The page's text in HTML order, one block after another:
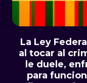
La Ley
al tocar al
le duele,
para